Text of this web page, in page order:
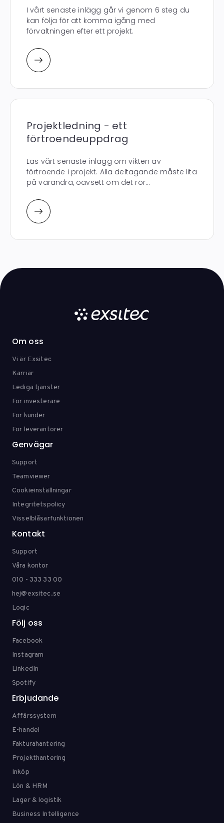
I vårt senaste inlägg går vi genom 6 steg du
kan följa för att komma igång med
förvaltningen efter ett projekt.
Projektledning - ett
förtroendeuppdrag
Läs vårt senaste inlägg om vikten av
förtroende i projekt. Alla deltagande måste lita
på varandra, oavsett om det rör...
Om oss
Vi är Exsitec
Karriär
Lediga tjänster
För investerare
För kunder
För leverantörer
Genvägar
Support
Teamviewer
Cookieinställningar
Integritetspolicy
Visselblåsarfunktionen
Kontakt
Support
Våra kontor
010 - 333 33 00
hej@exsitec.se
Loqic
Följ oss
Facebook
Instagram
LinkedIn
Spotify
Erbjudande
Affärssystem
E-handel
Fakturahantering
Projekthantering
Inköp
Lön & HRM
Lager & logistik
Business Intelligence